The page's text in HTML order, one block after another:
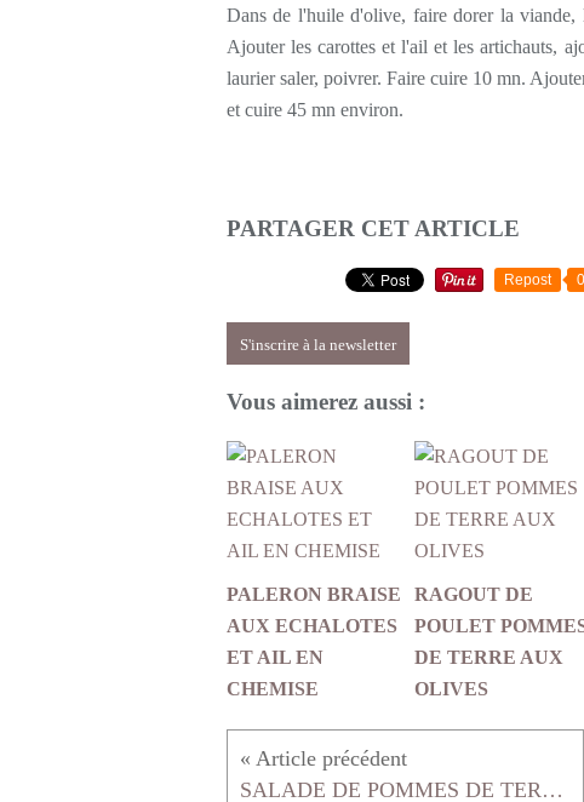
Dans de l'huile d'olive, faire dorer la
Ajouter les carottes et l'ail et les artichauts,
laurier saler, poivrer. Faire cuire 10 mn.
et cuire 45 mn environ.
PARTAGER CET ARTICLE
Repost 0
S'inscrire à la newsletter
Vous aimerez aussi :
PALERON BRAISE
AUX ECHALOTES
ET AIL EN
CHEMISE
RAGOUT DE
POULET
DE TERRE AUX
OLIVES
SALADE DE POMMES DE TERRE AUX FILETS DE MAQUEREAUX FUMES AU POIVRE